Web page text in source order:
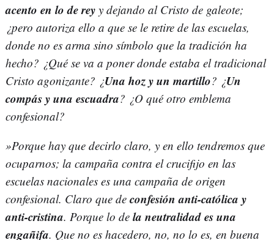
acento en lo de rey y dejando al Cristo de galeote;
¿pero autoriza ello a que se le retire de las escuelas,
donde no es arma sino símbolo que la tradición ha
hecho? ¿Qué se va a poner donde estaba el tradicional
Cristo agonizante? ¿Una hoz y un martillo? ¿Un
compás y una escuadra? ¿O qué otro emblema
confesional?
»Porque hay que decirlo claro, y en ello tendremos que
ocuparnos; la campaña contra el crucifijo en las
escuelas nacionales es una campaña de origen
confesional. Claro que de confesión anti-católica y
anti-cristina. Porque lo de la neutralidad es una
engañifa. Que no es hacedero, no, no lo es, en buena